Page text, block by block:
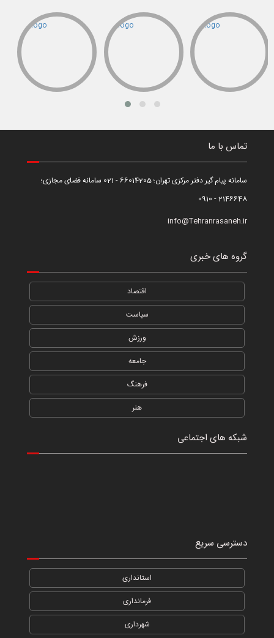
تماس با ما
سامانه پیام گیر دفتر مرکزی تهران؛ 66014205 - 021 سامانه فضای مجازی؛
2146648 - 0910
info@Tehranrasaneh.ir
گروه های خبری
اقتصاد
سیاست
ورزش
جامعه
فرهنگ
هنر
شبکه های اجتماعی
دسترسی سریع
استانداری
فرمانداری
شهرداری